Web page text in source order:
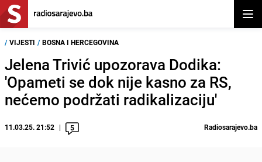
/ VIJESTI / BOSNA I HERCEGOVINA
Jelena Trivić upozorava Dodika:
'Opameti se dok nije kasno za RS,
nećemo podržati radikalizaciju'
11.03.25. 21:52 5 Radiosarajevo.ba